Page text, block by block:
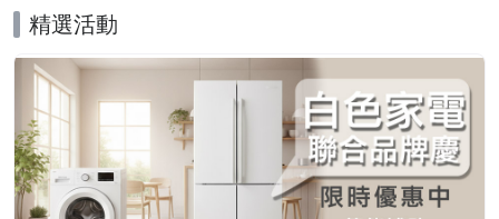
精選活動